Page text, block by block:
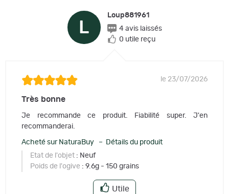
L
Loup881961
4 avis laissés
0 utile reçu
le 23/07/2026
Très bonne
Je recommande ce produit. Fiabilité super. J'en
recommanderai.
Acheté sur NaturaBuy – Détails du produit
Etat de l'objet : Neuf
Poids de l'ogive : 9.6g - 150 grains
Utile